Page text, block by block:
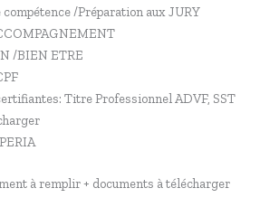
/Préparation aux JURY
/BIEN ETRE
Titre Professionnel ADVF, SST
à remplir + documents à télécharger